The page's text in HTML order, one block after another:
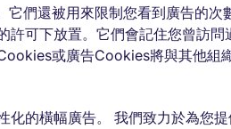
們還被用來限制您看到廣告的次
可下放置。它們會記住您曾訪問
或廣告Cookies將與其他組
的橫幅廣告。 我們致力於為您